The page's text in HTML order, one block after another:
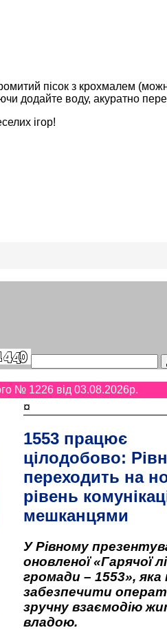
пісок з крохмалем
додайте воду, акуратно
ігор!
№ 1226 від 03.08.2026p.
¤
1553 працює
цілодобово:
переходить на
рівень
мешканцями
У Рівному
оновленої «Гарячої
громади – 1553», яка
забезпечити
зручну взаємодію
владою.